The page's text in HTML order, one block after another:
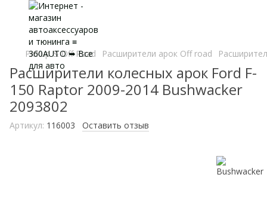
Pickup & Off Road Расширители арок Off road
Расширители колесных арок Ford F-
150 Raptor 2009-2014 Bushwacker
2093802
Артикул: 116003 Оставить отзыв